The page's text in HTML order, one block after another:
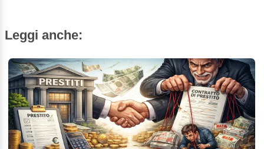
Leggi anche: